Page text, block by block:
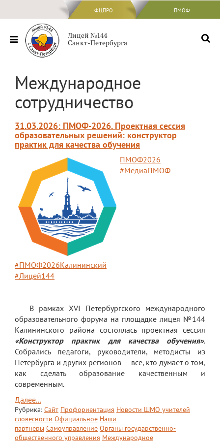
ФЦПРО ПМОФ
ФЦПРО
Сведения об ОО
Основные сведения
образовательной организацией
Образование
Образовательные стандарты и
требования
Педагогический состав
Материально-техническое обеспечение
и оснащенность образовательного
процесса. Доступная среда
Платные образовательные услуги
Финансово-хозяйственная деятельность
Вакантные места для приема (перевода)
обучающихся
Международное сотрудничество
Организация питания в лицее
О лицее
Визитная карточка
Учительская
Контакты и местонахождение
Лицей №144
Санкт-Петербурга
Международное
сотрудничество
31.03.2026: ПМОФ-2026. Проектная сессия
образовательных решений: конструктор
практик для качества обучения
ПМОФ2026
#МедиаПМОФ
#ПМОФ2026Калининский
#Лицей144
В рамках XVI Петербургского международного
образовательного форума на площадке лицея №144
Калининского района состоялась проектная сессия
«Конструктор практик для качества обучения».
Собрались педагоги, руководители, методисты из
Петербурга и других регионов — все, кто думает о том,
как сделать образование качественным и
современным.
Далее...
Рубрика: Сайт Профориентация Новости ШМО учителей
словесности Официальное Наши
партнеры Самоуправление Органы государственно-
общественного управления Международное